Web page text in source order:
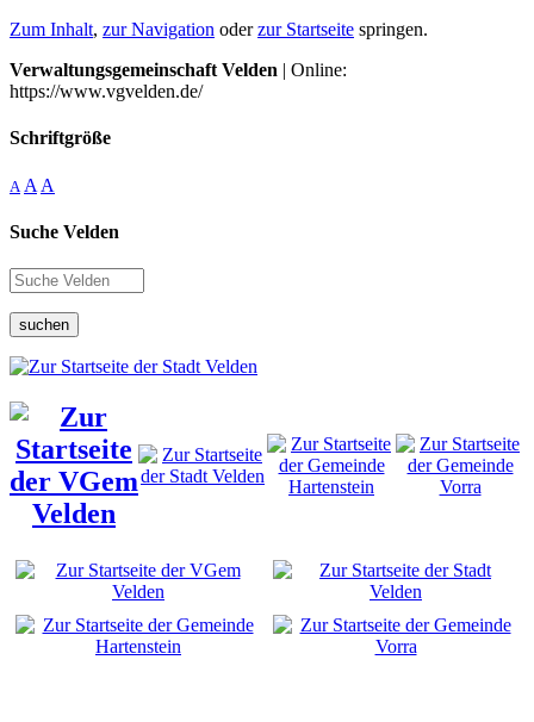
Zum Inhalt, zur Navigation oderzur Startseite springen.
Verwaltungsgemeinschaft Velden | Online:
https://www.vgvelden.de/
Schriftgröße
A A A
Suche Velden
suchen